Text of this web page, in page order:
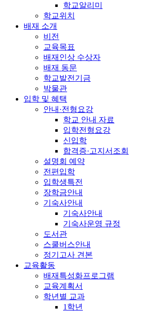
학교알리미
학교위치
배재 소개
비전
교육목표
배재인상 수상자
배재 동문
학교발전기금
박물관
입학 및 혜택
안내·전형요강
학교 안내 자료
입학전형요강
신입학
합격증·고지서조회
설명회 예약
전편입학
입학생특전
장학금안내
기숙사안내
기숙사안내
기숙사운영 규정
도서관
스쿨버스안내
정기고사 견본
교육활동
배재특성화프로그램
교육계획서
학년별 교과
1학년